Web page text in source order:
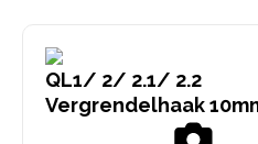
QL1/ 2/ 2.1/ 2.2
Vergrendelhaak